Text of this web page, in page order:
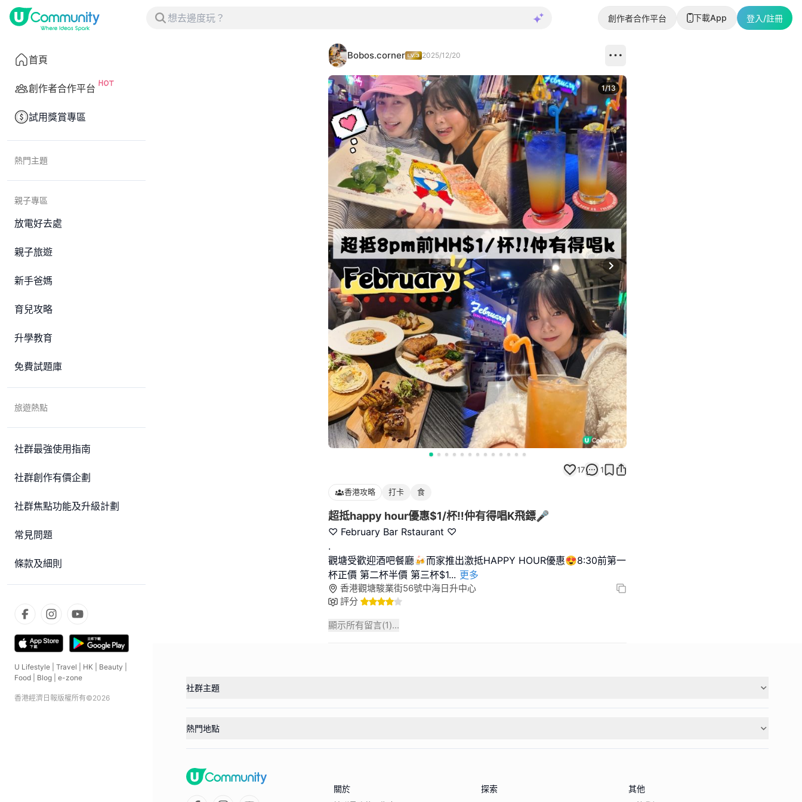
創作者合作平台 下載App 登入/註冊
首頁
創作者合作平台
試用獎賞專區
熱門主題
親子專區
放電好去處
親子旅遊
新手爸媽
育兒攻略
升學教育
免費試題庫
旅遊熱點
社群最強使用指南
社群創作有價企劃
社群焦點功能及升級計劃
常見問題
條款及細則
U Lifestyle Travel HK Beauty
Food
Blog e-zone
香港經濟日報版權所有©2026
Bobos.corner 2025/12/20
Next slide
1/13
17 1
香港攻略 打卡 食
超抵happy hour優惠$1/杯‼️仲有得唱K飛鏢🎤
♡ February Bar Rstaurant ♡
.
觀塘受歡迎酒吧餐廳🍻而家推出激抵HAPPY HOUR優惠😍8:30前第一
杯正價 第二杯半價 第三杯$1... 更多
香港觀塘駿業街56號中海日升中心
評分
顯示所有留言(1)...
社群主題
熱門地點
關於 探索 其他